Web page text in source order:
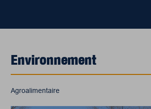
Environnement
Agroalimentaire